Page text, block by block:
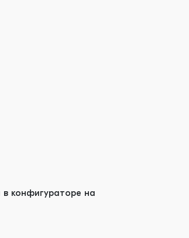
конфигураторе на